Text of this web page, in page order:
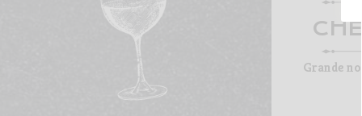
Grande